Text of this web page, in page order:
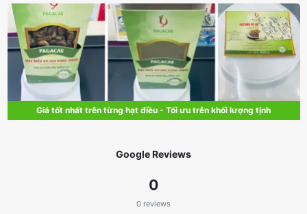
Giá tốt nhất trên từng hạt điều - Tối ưu trên khối lượng tịnh
Google Reviews
0
0 reviews